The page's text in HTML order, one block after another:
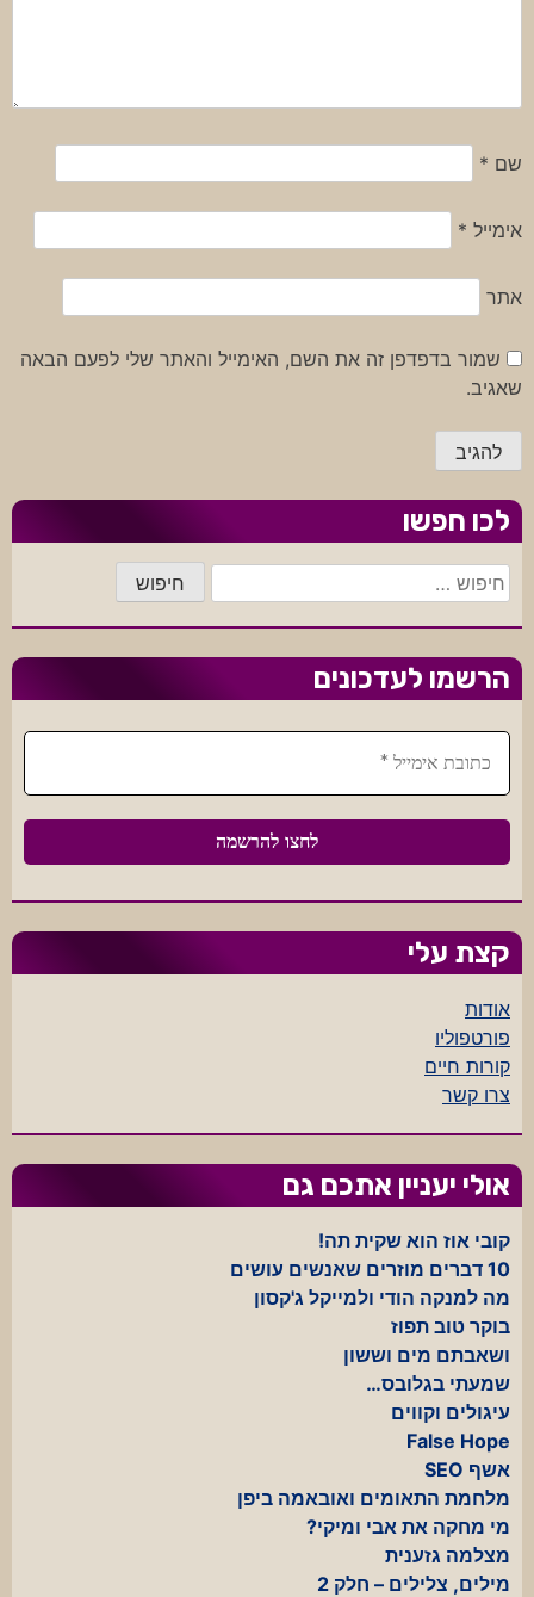
שם *
אימייל *
אתר
שמור בדפדפן זה את השם, האימייל והאתר שלי לפעם הבאה
שאגיב.
לכו חפשו
חיפוש:
הרשמו לעדכונים
קצת עלי
אודות
פורטפוליו
קורות חיים
צרו קשר
אולי יעניין אתכם גם
קובי אוז הוא שקית תה!
10 דברים מוזרים שאנשים עושים
מה למנקה הודי ולמייקל ג'קסון
בוקר טוב תפוז
ושאבתם מים וששון
שמעתי בגלובס…
עיגולים וקווים
False Hope
אשף SEO
מלחמת התאומים ואובאמה ביפן
מי מחקה את אבי ומיקי?
מצלמה גזענית
מילים, צלילים – חלק 2